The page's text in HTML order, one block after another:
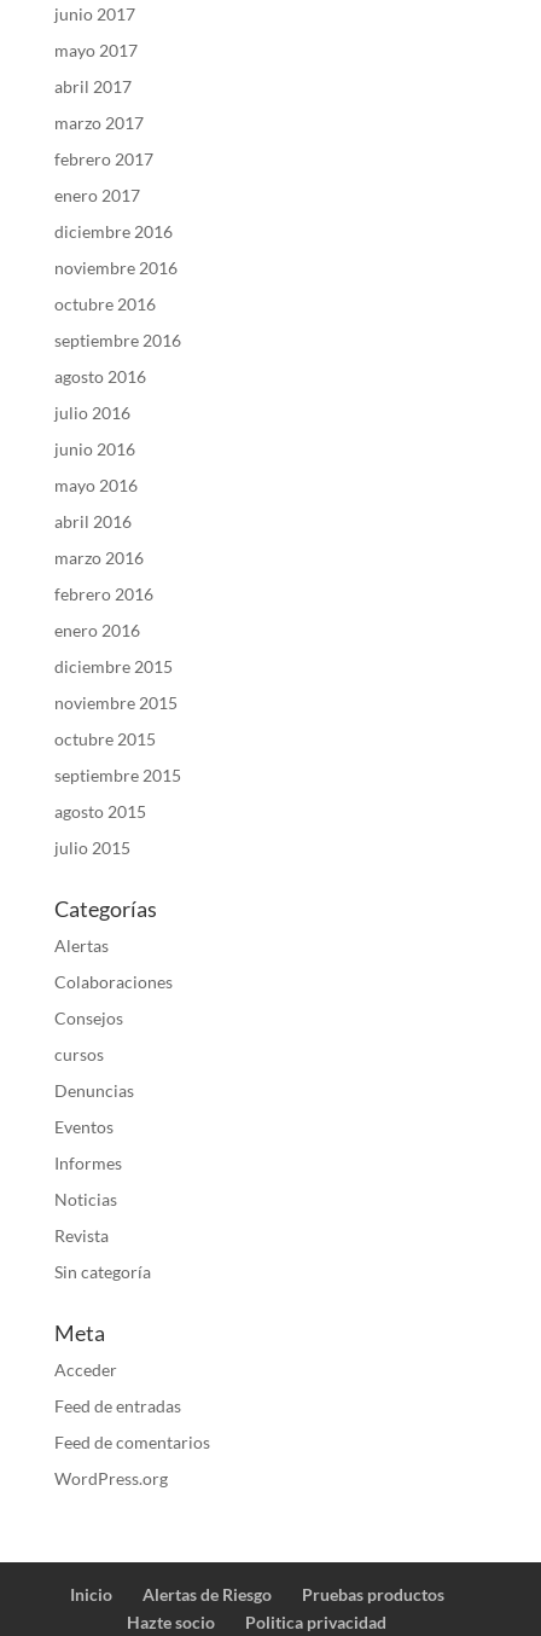
junio 2017
mayo 2017
abril 2017
marzo 2017
febrero 2017
enero 2017
diciembre 2016
noviembre 2016
octubre 2016
septiembre 2016
agosto 2016
julio 2016
junio 2016
mayo 2016
abril 2016
marzo 2016
febrero 2016
enero 2016
diciembre 2015
noviembre 2015
octubre 2015
septiembre 2015
agosto 2015
julio 2015
Categorías
Alertas
Colaboraciones
Consejos
cursos
Denuncias
Eventos
Informes
Noticias
Revista
Sin categoría
Meta
Acceder
Feed de entradas
Feed de comentarios
WordPress.org
Inicio Alertas de Riesgo
Pruebas productos
Hazte socio
Politica privacidad